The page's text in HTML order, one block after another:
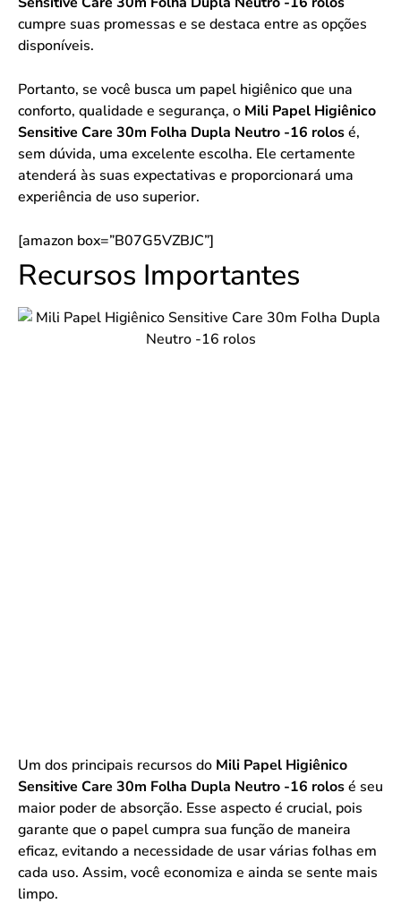
cumpre suas promessas e se destaca entre as opções
disponíveis.
Portanto, se você busca um papel higiênico que una
conforto, qualidade e segurança, o Mili Papel Higiênico
Sensitive Care 30m Folha Dupla Neutro -16 rolosé,
sem dúvida, uma excelente escolha. Ele certamente
atenderá às suas expectativas e proporcionará uma
experiência de uso superior.
[amazon box=”B07G5VZBJC”]
Recursos Importantes
Um dos principais recursos do Mili Papel Higiênico
Sensitive Care 30m Folha Dupla Neutro -16 rolosé seu
maior poder de absorção. Esse aspecto é crucial, pois
garante que o papel cumpra sua função de maneira
eficaz, evitando a necessidade de usar várias folhas em
cada uso. Assim, você economiza e ainda se sente mais
limpo.